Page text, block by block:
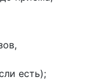
есть);